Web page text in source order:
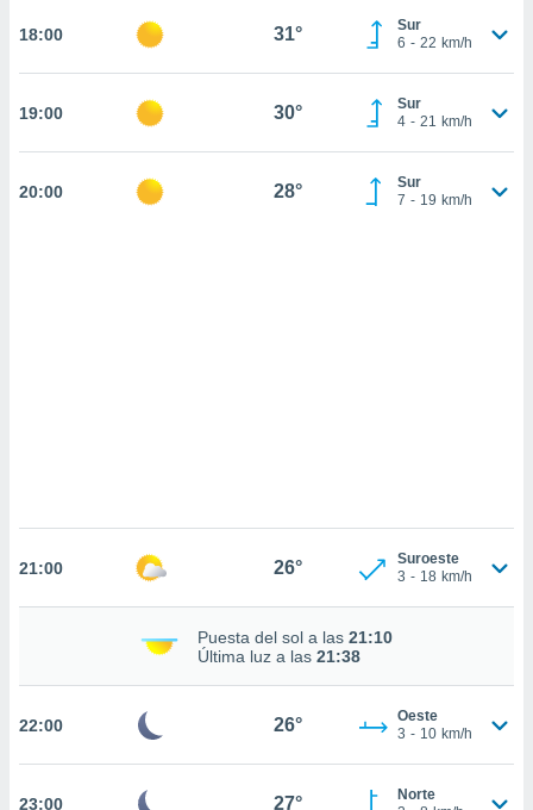
nos
en
perfil
y
de
En
18:00 31°
Sur
6 - 22 km/h
19:00 30°
Sur
4 - 21 km/h
20:00 28°
Sur
7 - 19 km/h
21:00 26°
Suroeste
3 - 18 km/h
Puesta del sol a las 21:10
Última luz a las 21:38
22:00 26°
Oeste
3 - 10 km/h
23:00 27°
Norte